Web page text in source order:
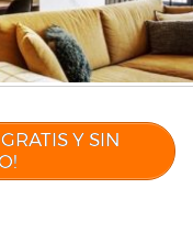
Y SIN